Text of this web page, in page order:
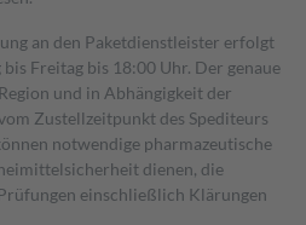
an den Paketdienstleister erfolgt
Freitag bis 18:00 Uhr. Der genaue
und in Abhängigkeit der
Zustellzeitpunkt des Spediteurs
notwendige pharmazeutische
dienen, die
einschließlich Klärungen